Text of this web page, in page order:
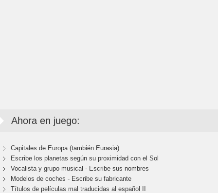
Ahora en juego:
Capitales de Europa (también Eurasia)
Escribe los planetas según su proximidad con el Sol
Vocalista y grupo musical - Escribe sus nombres
Modelos de coches - Escribe su fabricante
Títulos de películas mal traducidas al español II